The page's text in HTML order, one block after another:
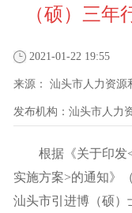
（硕）三
2021-01-22 19:55
来源： 汕头市人力资源
发布机构： 汕头市人力
根据《关于印发<
实施方案>的通知》
汕头市引进博（硕）